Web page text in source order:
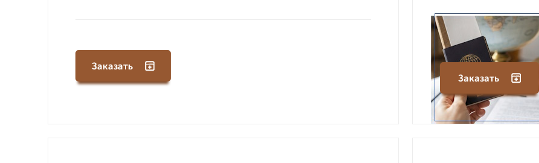
Заказать
Заказать